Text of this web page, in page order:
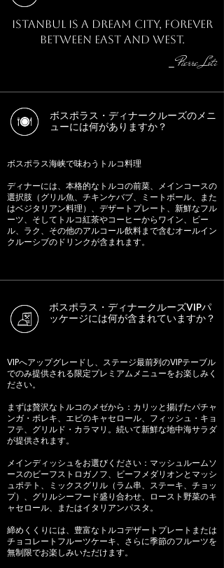
Istanbul is a dream city, forever
between East and West.
Pierre Loti
ボスポラス・ディナークルーズのメニ
ューには何がありますか？
ボスポラス海峡で味わうトルコ料理
ディナーには、本格的なトルコの前菜、メインコースの
選択肢（グリル魚、チキンケバブ、ミートボール、また
はベジタリアン料理）、デザートプレート、新鮮なフル
ーツ、そしてトルコ紅茶やコーヒーからワイン、ビー
ル、ラク、その他のアルコール飲料まで含むオールイン
クルーシブのドリンクが含まれます。
ボスポラス・ディナークルーズVIPパ
ッケージには何が含まれていますか？
VIPへアップグレードし、ステージ最前列のVIPテーブル
でのみ提供される限定プレミアムメニューをお楽しみく
ださい。
まずは贅沢なトルコのメゼから：カリッと揚げたパチャ
ンガ・ボレキ、エビのキャセロール、フィッシュ・キョ
フテ、グリルド・カラマリ。続いて新鮮な地中海サラダ
が提供されます。
メインディッシュをお選びください：マッシュルームソ
ースのビーフストロガノフ、ビーフメダリオンとマッシ
ュポテト、ミックスグリル（ラム串、ステーキ、チョッ
プ）、グリルシーフード盛り合わせ、ロースト野菜のキ
ャセロール、またはイタリアンパスタ。
締めくくりには、豊富なトルコデザートプレートまたは
チョコレートフルーツケーキ、さらに季節のフルーツを
無制限でお楽しみいただけます。